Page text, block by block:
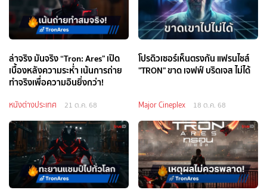
ล่าจริง มันจริง “Tron: Ares" เปิด
เบื้องหลังความระห่ำ เน้นการถ่าย
ทำจริงเพื่อความอินยิ่งกว่า!
หนังต่างประเทศ 21 ต.ค. 68
โปรดิวเซอร์เห็นตรงกัน แฟรนไชส์
"TRON" ขาด เจฟฟ์ บริดเจส ไม่ได้
Major Cineplex 18 ต.ค. 68